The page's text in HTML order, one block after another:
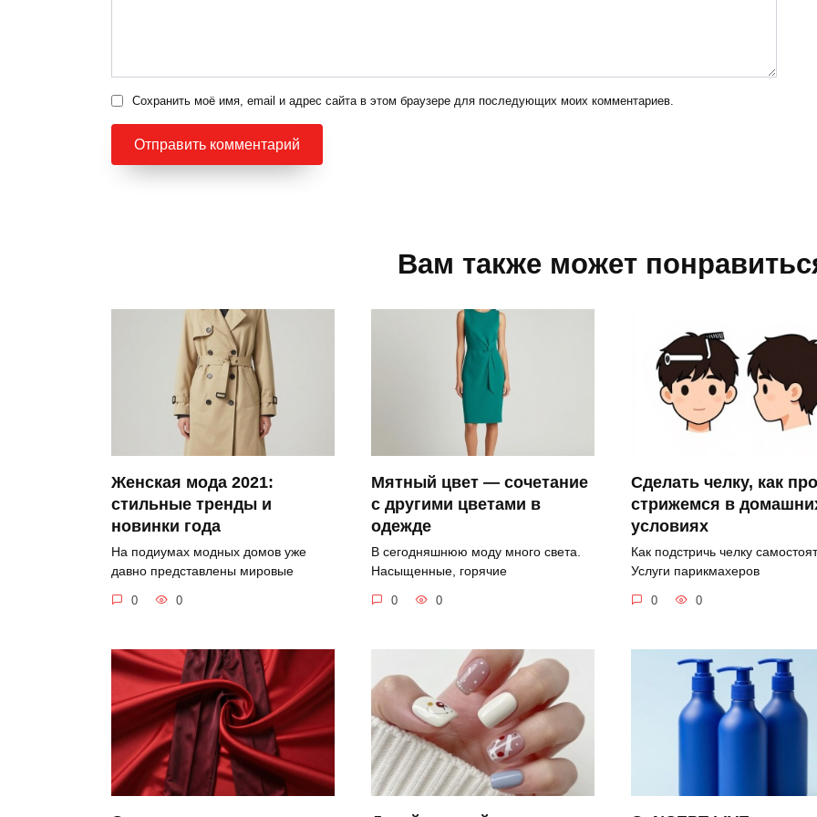
Сохранить моё имя, email и адрес сайта в этом браузере для последующих моих комментариев.
Вам также может
Женская мода 2021:
стильные тренды и
новинки года
На подиумах модных домов уже
давно представлены мировые
0 0
Мятный цвет — сочетание
с другими цветами в
одежде
В сегодняшнюю моду много света.
Насыщенные, горячие
0 0
Сделать челку, как
стрижемся в
условиях
Как подстричь челку
Услуги парикмахеров
0 0